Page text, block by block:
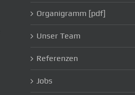
Organigramm [pdf]
Unser Team
Referenzen
Jobs